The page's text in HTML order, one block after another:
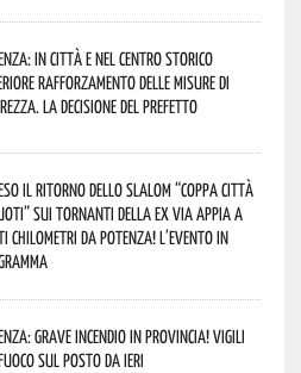
in città e nel centro storico
rafforzamento delle misure di
La decisione del Prefetto
il ritorno dello slalom “Coppa Città
sui tornanti della ex via Appia a
chilometri da Potenza! L’evento in
grave incendio in Provincia! Vigili
sul posto da ieri